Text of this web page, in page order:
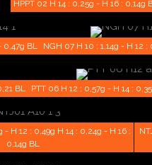
HPPT 02 H 14 : 0,25g - H 16 : 0,14g
0,47g BL NGH 07 H 10 : 1,14g - H 12
BL PTT 06 H 12 : 0,57g - H 14 :
- H 12 : 0,49g H 14 : 0,24g - H 16 :
0,14g BL